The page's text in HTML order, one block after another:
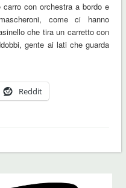
con orchestra a bordo e
come ci hanno
che tira un carretto con
gente ai lati che guarda
Reddit